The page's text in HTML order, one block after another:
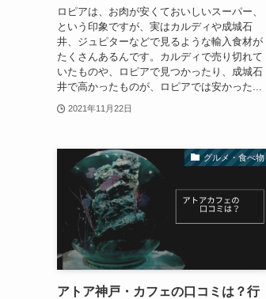
ロピアは、お肉が安くておいしいスーパー、
という印象ですが、実はカルディや成城石
井、ジュピターなどで見るような輸入食材が
たくさんあるんです。カルディで売り切れて
いたものや、ロピアで見つかったり、成城石
井で高かったものが、ロピアでは安かった...
2021年11月22日
グルメ・食べ物
アトア神戸・カフェの口コミは？行